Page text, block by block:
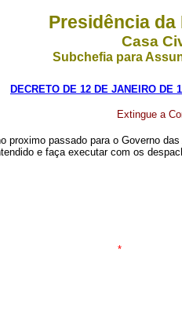
Presidência da
Casa
Subchefia para
DECRETO DE 12 DE JANEIRO DE
Extingue a
passado para o Governo
e faça executar com os
*